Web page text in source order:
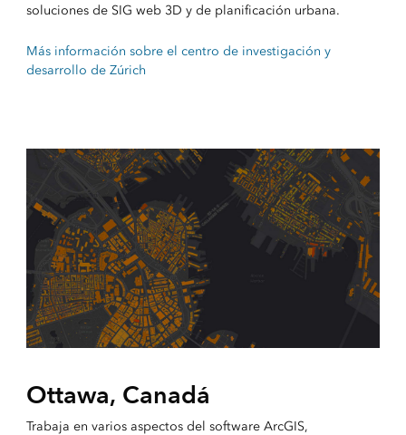
soluciones de SIG web 3D y de planificación urbana.
Más información sobre el centro de investigación y
desarrollo de Zúrich
Ottawa, Canadá
Trabaja en varios aspectos del software ArcGIS,